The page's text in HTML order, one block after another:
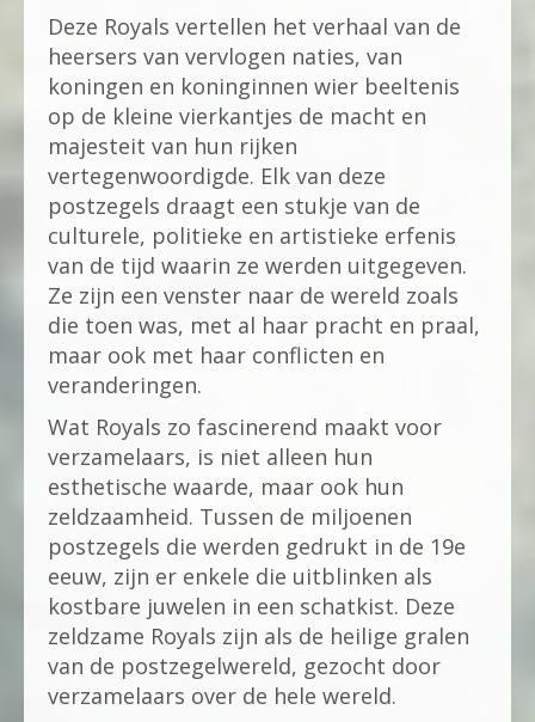
Deze Royals vertellen het verhaal van de
heersers van vervlogen naties, van
koningen en koninginnen wier beeltenis
op de kleine vierkantjes de macht en
majesteit van hun rijken
vertegenwoordigde. Elk van deze
postzegels draagt een stukje van de
culturele, politieke en artistieke erfenis
van de tijd waarin ze werden uitgegeven.
Ze zijn een venster naar de wereld zoals
die toen was, met al haar pracht en praal,
maar ook met haar conflicten en
veranderingen.
Wat Royals zo fascinerend maakt voor
verzamelaars, is niet alleen hun
esthetische waarde, maar ook hun
zeldzaamheid. Tussen de miljoenen
postzegels die werden gedrukt in de 19e
eeuw, zijn er enkele die uitblinken als
kostbare juwelen in een schatkist. Deze
zeldzame Royals zijn als de heilige gralen
van de postzegelwereld, gezocht door
verzamelaars over de hele wereld.